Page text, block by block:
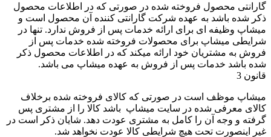
گارانتی محصول فروخته شده در صورتی که در اطلاعات محصول
ذکر شده باشد به عهده شرکت گارانتی کننده آن محصول است و
میشاپ وظیفه ای برای ارائه خدمات پس از فروش ندارد. تنها در
شرایطی میشاپ برای محصولات فروخته شده خدمات پس از
فروش به مشتریان خود ارائه میکند که در اطلاعات محصول ذکر
شده باشد خدمات پس از فروش به عهده میشاپ می باشد.
قانون 3
میشاپ موظف است در صورتی که کالای فروخته شده برخلاف
کالای معرفی شده در سایت میشاپ باشد کالا را از مشتری پس
گرفته و وجه آن را کامل به مشتری عودت دهد. شایان ذکر است در
غیر اینصورت تحت هیچ شرایطی کالا عودت نخواهد شد.